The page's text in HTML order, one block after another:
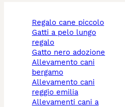
regalo cane piccolo
gatti a pelo lungo
regalo
gatto nero adozione
allevamento cani
bergamo
allevamento cani
reggio emilia
allevamenti cani a